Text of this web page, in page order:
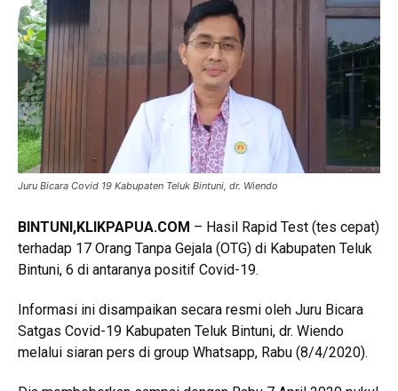
Juru Bicara Covid 19 Kabupaten Teluk Bintuni, dr. Wiendo
BINTUNI,KLIKPAPUA.COM – Hasil Rapid Test (tes cepat)
terhadap 17 Orang Tanpa Gejala (OTG) di Kabupaten Teluk
Bintuni, 6 di antaranya positif Covid-19.
Informasi ini disampaikan secara resmi oleh Juru Bicara
Satgas Covid-19 Kabupaten Teluk Bintuni, dr. Wiendo
melalui siaran pers di group Whatsapp, Rabu (8/4/2020).